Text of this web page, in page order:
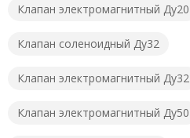
Клапан электромагнитный Ду20
Клапан соленоидный Ду32
Клапан электромагнитный Ду32
Клапан электромагнитный Ду50